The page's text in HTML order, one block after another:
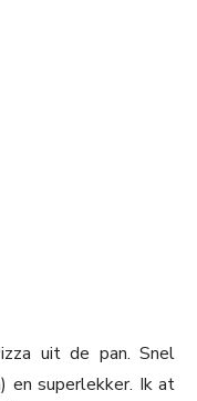
uit de pan. Snel
en superlekker. Ik at